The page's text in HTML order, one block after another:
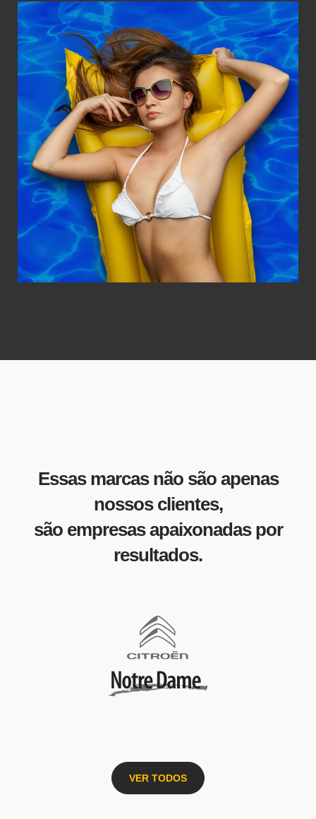
Essas marcas não são apenas
nossos clientes,
são empresas apaixonadas por
resultados.
VER TODOS